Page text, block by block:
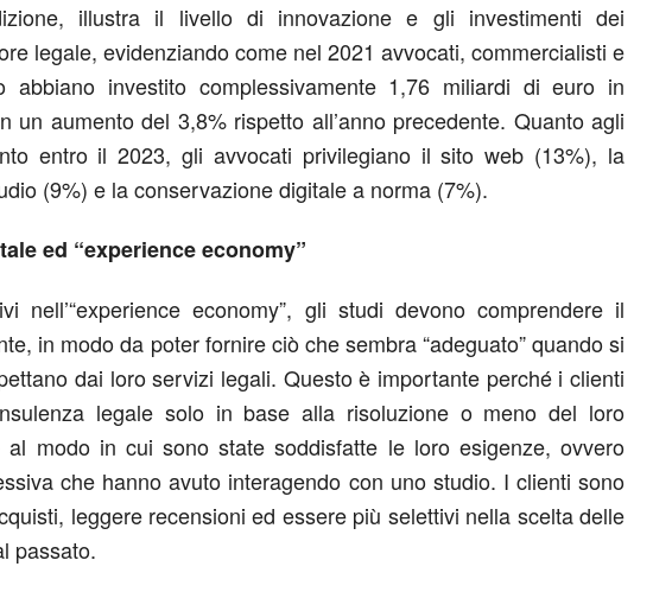
illustra il livello di innovazione e gli investimenti dei
legale, evidenziando come nel 2021 avvocati, commercialisti e
abbiano investito complessivamente 1,76 miliardi di euro in
un aumento del 3,8% rispetto all’anno precedente. Quanto agli
entro il 2023, gli avvocati privilegiano il sito web (13%), la
(9%) e la conservazione digitale a norma (7%).
ed “experience economy”
nell’“experience economy”, gli studi devono comprendere il
in modo da poter fornire ciò che sembra “adeguato” quando si
dai loro servizi legali. Questo è importante perché i clienti
legale solo in base alla risoluzione o meno del loro
al modo in cui sono state soddisfatte le loro esigenze, ovvero
che hanno avuto interagendo con uno studio. I clienti sono
leggere recensioni ed essere più selettivi nella scelta delle
passato.